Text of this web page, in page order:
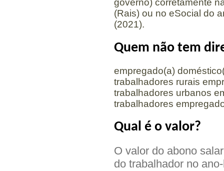
governo) corretamente
(Rais) ou no eSocial do
(2021).
Quem não tem
empregado(a)
trabalhadores rurais
trabalhadores urbanos
trabalhadores
Qual é o valor?
O valor do abono
do trabalhador no